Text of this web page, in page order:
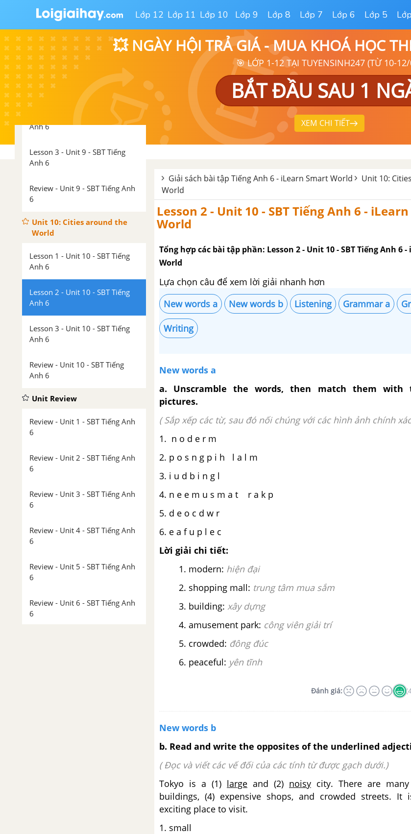
Lớp 12 Lớp 11 Lớp 10 Lớp 9 Lớp 8 Lớp 7 Lớp 6 Lớp 5
💥 NGÀY HỘI TRẢ GIÁ - MUA KHOÁ HỌC
🎯 LỚP 1-12 TẠI TUYENSINH247 (TỪ 10-
BẮT ĐẦU SAU 1
XEM CHI TIẾT
Review - Unit 8 - SBT Tiếng Anh
Unit 9: Houses in the Future
Lesson 1 - Unit 9 - SBT Tiếng
Anh 6
Lesson 2 - Unit 9 - SBT Tiếng
Anh 6
Lesson 3 - Unit 9 - SBT Tiếng
Anh 6
Review - Unit 9 - SBT Tiếng Anh
6
Unit 10: Cities around the
World
Lesson 1 - Unit 10 - SBT Tiếng
Anh 6
Lesson 2 - Unit 10 - SBT Tiếng
Anh 6
Lesson 3 - Unit 10 - SBT Tiếng
Anh 6
Review - Unit 10 - SBT Tiếng
Anh 6
Unit Review
Review - Unit 1 - SBT Tiếng Anh
6
Review - Unit 2 - SBT Tiếng Anh
6
Review - Unit 3 - SBT Tiếng Anh
6
Review - Unit 4 - SBT Tiếng Anh
6
Review - Unit 5 - SBT Tiếng Anh
6
Review - Unit 6 - SBT Tiếng Anh
6
Giải sách bài tập Tiếng Anh 6 - iLearn Smart World
Unit 10:
World
Lesson 2 - Unit 10 - SBT Tiếng Anh 6 -
World
Tổng hợp các bài tập phần: Lesson 2 - Unit 10 - SBT Tiếng Anh 6
World
Lựa chọn câu để xem lời giải nhanh hơn
New words a
New words b Listening Grammar a
Writing
New words a
a. Unscramble the words, then match them with
pictures.
( Sắp xếp các từ, sau đó nối chúng với các hình ảnh chính
1. n o d e r m
2. p o s n g p i h l a l m
3. i u d b i n g l
4. n e e m u s m a t r a k p
5. d e o c d w r
6. e a f u p l e c
Lời giải chi tiết:
modern: hiện đại
shopping mall: trung tâm mua sắm
building: xây dựng
amusement park: công viên giải trí
crowded: đông đúc
peaceful: yên tĩnh
Đánh giá:
New words b
b. Read and write the opposites of the underlined
( Đọc và viết các vế đối của các tính từ được gạch dưới.)
Tokyo is a (1) large and (2) noisy city. There are
buildings, (4) expensive shops, and crowded streets. It
exciting place to visit.
1. small